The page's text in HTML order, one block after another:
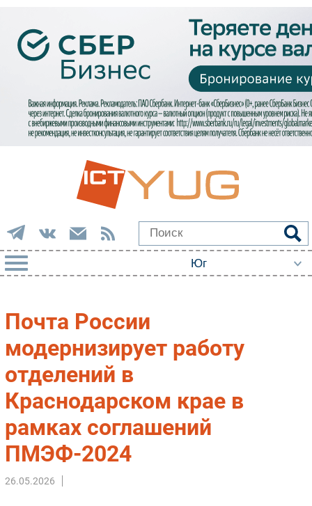
Импорто­замещение
Автоматизация Промышленности
Интернет
Мобильная связь
Фиксированная связь
Интеграция
Рынок ПК
Торговые сети
Почта России
модернизирует работу
отделений в
Краснодарском крае в
рамках соглашений
ПМЭФ-2024
26.05.2026